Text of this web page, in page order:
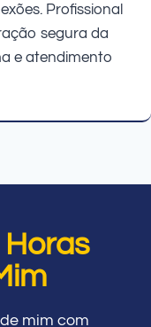
Profissional
segura da
e atendimento
mim com